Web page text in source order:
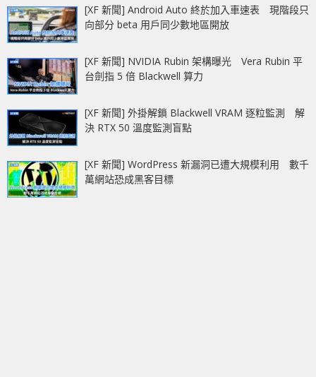
[XF 新聞] Android Auto 終於加入車速表 現階段只
向部分 beta 用戶同少數地區開放
[XF 新聞] NVIDIA Rubin 架構曝光 Vera Rubin 平
台劍指 5 倍 Blackwell 算力
[XF 新聞] 外掛解鎖 Blackwell VRAM 逐粒監測 解
決 RTX 50 溫度監測盲點
[XF 新聞] WordPress 新漏洞已遭大規模利用 數千
萬網站恐成黑客目標